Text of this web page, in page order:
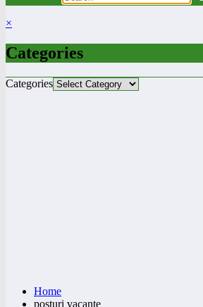
×
Categories
Categories
Home
posturi vacante